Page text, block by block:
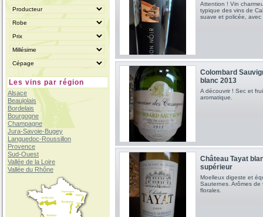
Les vins par région
Alsace
Beaujolais
Bordelais
Bourgogne
Champagne
Jura-Savoie-Bugey
Languedoc-Roussillon
Provence
Sud-Ouest
Vallée de la Loire
Vallée du Rhône
Attention ! Vin
typique des vins de
suave et policée,
Colombard
blanc 2013
A découvrir ! Sec et
aromatique.
Château Tayat
supérieur
Moelleux digeste et
Sauternes. Arômes
florales.